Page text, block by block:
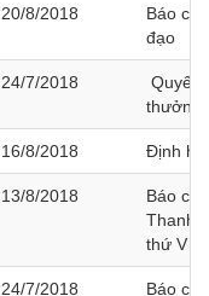
20/8/2018
Báo
đạo
24/7/2018
Quyết
thưởng
16/8/2018 Định
13/8/2018
Báo
Thanh,
thứ V
24/7/2018
Báo